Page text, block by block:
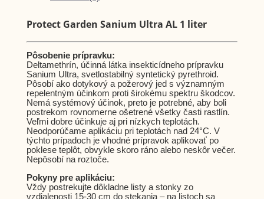
Protect Garden Sanium Ultra AL 1 liter
Pôsobenie prípravku:
Deltamethrín, účinná látka insekticídneho prípravku
Sanium Ultra, svetlostabilný syntetický pyrethroid.
Pôsobí ako dotykový a požerový jed s významným
repelentným účinkom proti širokému spektru škodcov.
Nemá systémový účinok, preto je potrebné, aby boli
postrekom rovnomerne ošetrené všetky časti rastlín.
Veľmi dobre účinkuje aj pri nízkych teplotách.
Neodporúčame aplikáciu pri teplotách nad 24°C. V
týchto prípadoch je vhodné prípravok aplikovať po
poklese teplôt, obvykle skoro ráno alebo neskôr večer.
Nepôsobí na roztoče.
Pokyny pre aplikáciu:
Vždy postrekujte dôkladne listy a stonky zo
vzdialenosti 15-30 cm do stekania – na listoch sa